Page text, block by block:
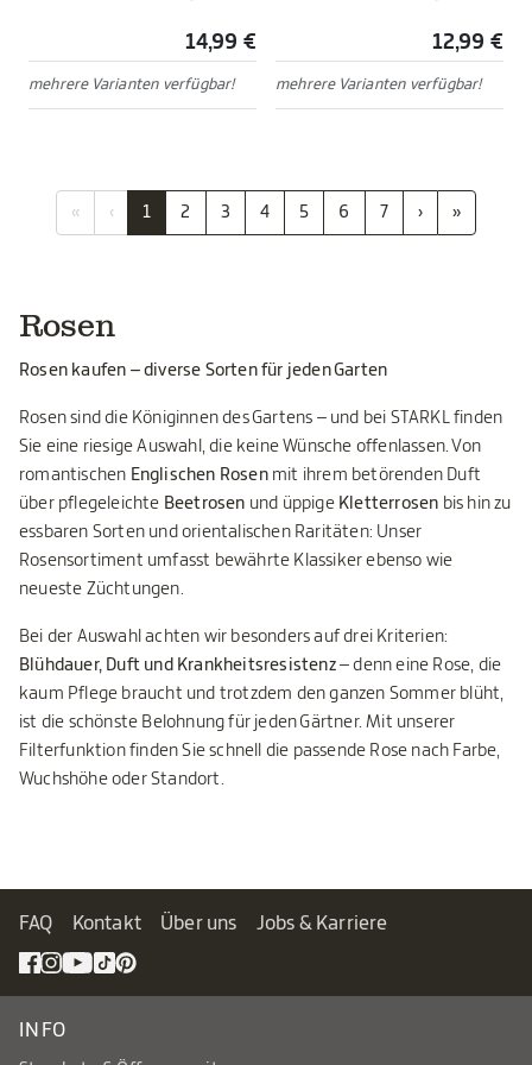
14,99 €
mehrere Varianten verfügbar!
12,99 €
mehrere Varianten verfügbar!
« ‹ 1 2 3 4 5 6 7 › »
Rosen
Rosen kaufen – diverse Sorten für jeden Garten
Rosen sind die Königinnen des Gartens – und bei STARKL finden
Sie eine riesige Auswahl, die keine Wünsche offenlassen. Von
romantischen Englischen Rosenmit ihrem betörenden Duft
über pflegeleichte Beetrosen und üppige Kletterrosen bis hin zu
essbaren Sorten und orientalischen Raritäten: Unser
Rosensortiment umfasst bewährte Klassiker ebenso wie
neueste Züchtungen.
Bei der Auswahl achten wir besonders auf drei Kriterien:
Blühdauer, Duft und Krankheitsresistenz– denn eine Rose, die
kaum Pflege braucht und trotzdem den ganzen Sommer blüht,
ist die schönste Belohnung für jeden Gärtner. Mit unserer
Filterfunktion finden Sie schnell die passende Rose nach Farbe,
Wuchshöhe oder Standort.
FAQ Kontakt Über uns Jobs & Karriere
INFO